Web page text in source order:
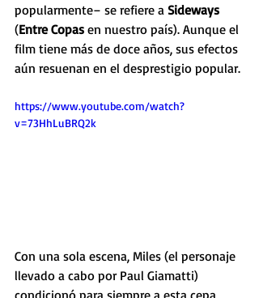
popularmente– se refiere a Sideways
(Entre Copas en nuestro país). Aunque el
film tiene más de doce años, sus efectos
aún resuenan en el desprestigio popular.
https://www.youtube.com/watch?
v=73HhLuBRQ2k
Con una sola escena, Miles (el personaje
llevado a cabo por Paul Giamatti)